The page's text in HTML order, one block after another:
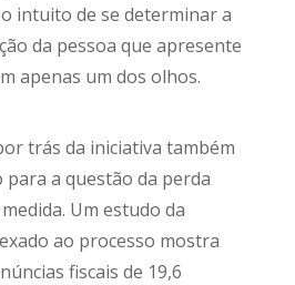
intuito de se determinar a
da pessoa que apresente
apenas um dos olhos.
trás da iniciativa também
para a questão da perda
Um estudo da
ao processo mostra
fiscais de 19,6